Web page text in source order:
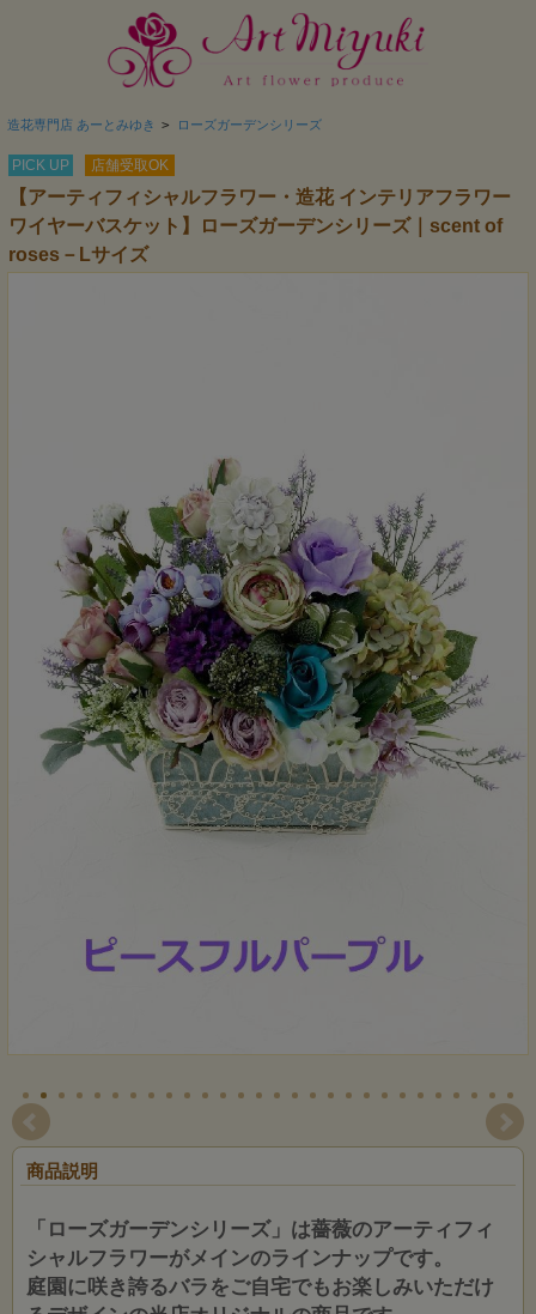
造花専門店 あーとみゆき > ローズガーデンシリーズ
PICK UP 店舗受取OK
【アーティフィシャルフラワー・造花 インテリアフラワー
ワイヤーバスケット】ローズガーデンシリーズ｜scent of
roses－Lサイズ
商品説明
「ローズガーデンシリーズ」は薔薇のアーティフィ
シャルフラワーがメインのラインナップです。
庭園に咲き誇るバラをご自宅でもお楽しみいただけ